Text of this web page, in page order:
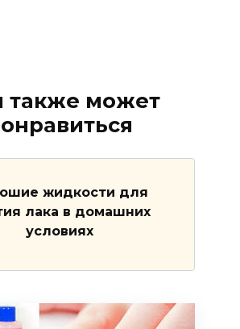
также может
жидкости для
лака в домашних
условиях